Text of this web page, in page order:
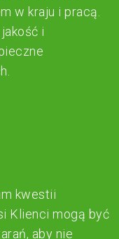
w kraju i pracą.
i
kwestii
Klienci mogą być
aby nie